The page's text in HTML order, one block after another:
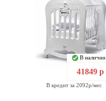
В наличии
41849 р
В кредит за 2092р/мес